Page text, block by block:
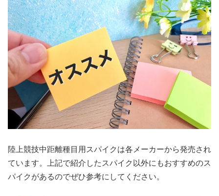
陸上競技中距離種目用スパイクは各メーカーから発売され
ています。上記で紹介したスパイク以外にもおすすめのス
パイクがあるのでぜひ参考にしてください。